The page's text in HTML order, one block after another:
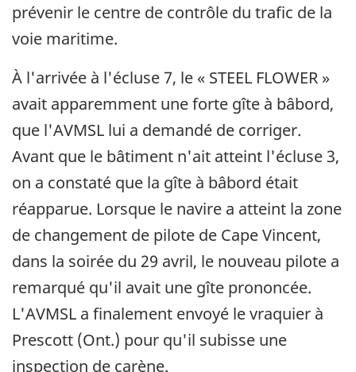
prévenir le centre de contrôle du trafic de la
voie maritime.
À l'arrivée à l'écluse 7, le « STEEL FLOWER »
avait apparemment une forte gîte à bâbord,
que l'AVMSL lui a demandé de corriger.
Avant que le bâtiment n'ait atteint l'écluse 3,
on a constaté que la gîte à bâbord était
réapparue. Lorsque le navire a atteint la zone
de changement de pilote de Cape Vincent,
dans la soirée du 29 avril, le nouveau pilote a
remarqué qu'il avait une gîte prononcée.
L'AVMSL a finalement envoyé le vraquier à
Prescott (Ont.) pour qu'il subisse une
inspection de carène.